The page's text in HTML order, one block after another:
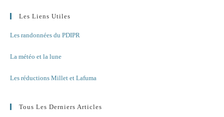
Les Liens Utiles
Les randonnées du PDIPR
La météo et la lune
Les réductions Millet et Lafuma
Tous Les Derniers Articles